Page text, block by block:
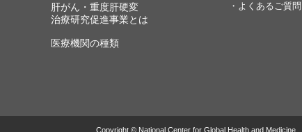
肝がん・重度肝硬変
治療研究促進事業とは
医療機関の種類
・よくあるご質問
Copyright © National Center for Global Health and Medicine.